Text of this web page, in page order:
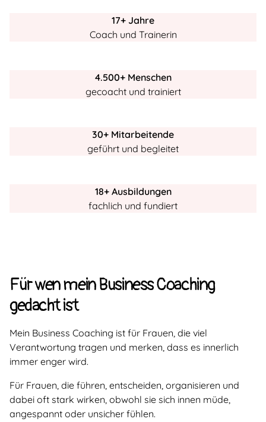
17+ Jahre
Coach und Trainerin
4.500+ Menschen
gecoacht und trainiert
30+ Mitarbeitende
geführt und begleitet
18+ Ausbildungen
fachlich und fundiert
Für wen mein Business Coaching
gedacht ist
Mein Business Coaching ist für Frauen, die viel
Verantwortung tragen und merken, dass es innerlich
immer enger wird.
Für Frauen, die führen, entscheiden, organisieren und
dabei oft stark wirken, obwohl sie sich innen müde,
angespannt oder unsicher fühlen.